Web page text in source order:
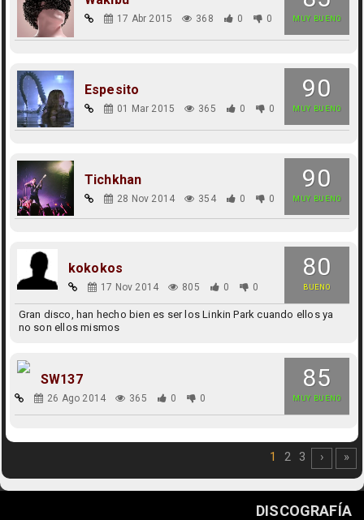
MUY BUENO
17 Abr 2015 368 0 0
90
MUY BUENO
Espesito
01 Mar 2015 365 0 0
90
MUY BUENO
Tichkhan
28 Nov 2014 354 0 0
80
BUENO
kokokos
17 Nov 2014 805 0 0
Gran disco, han hecho bien es ser los Linkin Park cuando ellos ya
no son ellos mismos
85
MUY BUENO
SW137
26 Ago 2014 365 0 0
1 2 3 › »
DISCOGRAFÍA